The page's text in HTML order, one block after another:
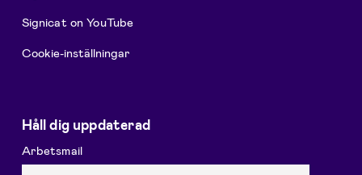
Signicat on YouTube
Cookie-inställningar
Håll dig uppdaterad
Arbetsmail